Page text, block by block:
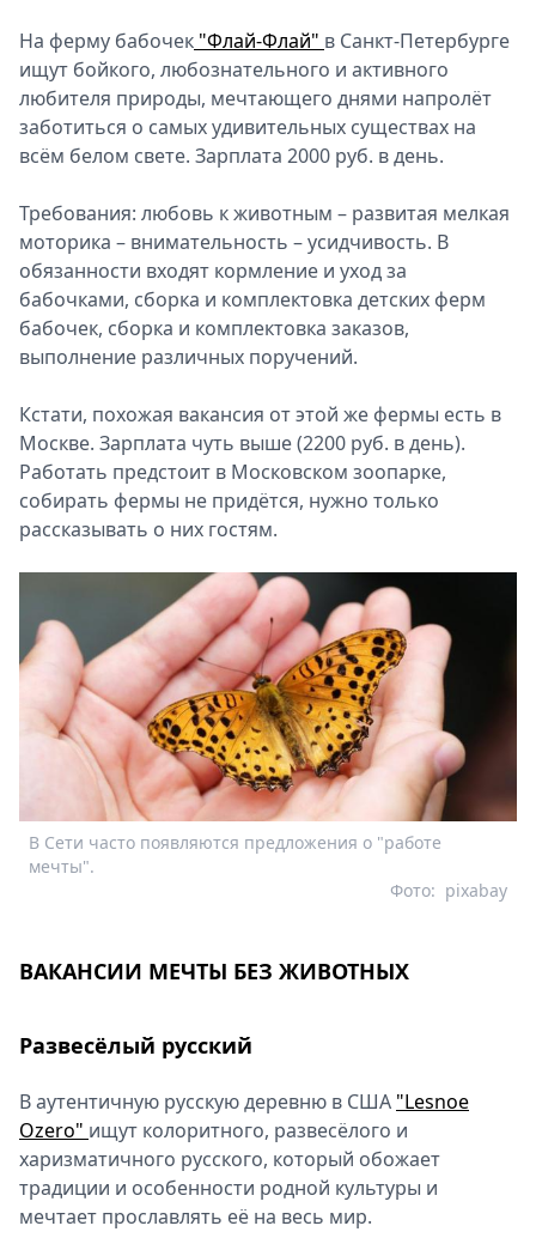
На ферму бабочек "Флай-Флай" в Санкт-Петербурге
ищут бойкого, любознательного и активного
любителя природы, мечтающего днями напролёт
заботиться о самых удивительных существах на
всём белом свете. Зарплата 2000 руб. в день.
Требования: любовь к животным – развитая мелкая
моторика – внимательность – усидчивость. В
обязанности входят кормление и уход за
бабочками, сборка и комплектовка детских ферм
бабочек, сборка и комплектовка заказов,
выполнение различных поручений.
Кстати, похожая вакансия от этой же фермы есть в
Москве. Зарплата чуть выше (2200 руб. в день).
Работать предстоит в Московском зоопарке,
собирать фермы не придётся, нужно только
рассказывать о них гостям.
В Сети часто появляются предложения о "работе
мечты".
pixabay
Фото:
ВАКАНСИИ МЕЧТЫ БЕЗ ЖИВОТНЫХ
Развесёлый русский
В аутентичную русскую деревню в США "Lesnoe
Ozero" ищут колоритного, развесёлого и
харизматичного русского, который обожает
традиции и особенности родной культуры и
мечтает прославлять её на весь мир.